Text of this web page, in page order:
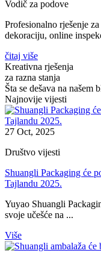
Vodič za podove
Profesionalno rješenje
dekoraciju, online
čitaj više
Kreativna rješenja
za razna stanja
Šta se dešava na našem
Najnovije vijesti
27 Oct, 2025
Društvo vijesti
Shuangli Packaging će
Tajlandu 2025.
Yuyao Shuangli
svoje učešće na ...
Više